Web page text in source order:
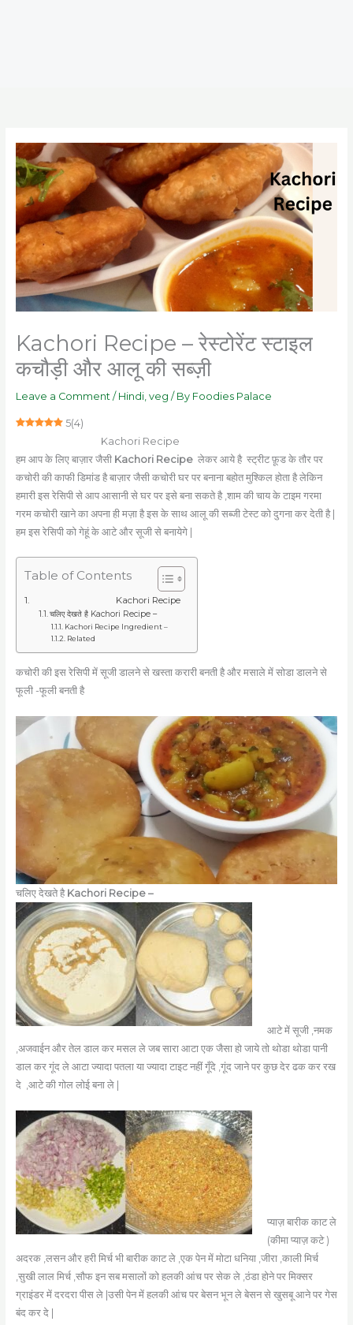
Kachori Recipe – रेस्टोरेंट स्टाइल
कचौड़ी और आलू की सब्ज़ी
Leave a Comment / Hindi, veg / By Foodies Palace
5(4)
Kachori Recipe
हम आप के लिए बाज़ार जैसी Kachori Recipeलेकर आये है स्ट्रीट फ़ूड के तौर पर
कचोरी की काफी डिमांड है बाज़ार जैसी कचोरी घर पर बनाना बहोत मुश्किल होता है लेकिन
हमारी इस रेसिपी से आप आसानी से घर पर इसे बना सकते है ,शाम की चाय के टाइम गरमा
गरम कचोरी खाने का अपना ही मज़ा है इस के साथ आलू की सब्जी टेस्ट को दुगना कर देती है |
हम इस रेसिपी को गेहूं के आटे और सूजी से बनायेगे |
Table of Contents
Kachori Recipe
चलिए देखते है Kachori Recipe –
Kachori Recipe Ingredient –
Related
कचोरी की इस रेसिपी में सूजी डालने से खस्ता करारी बनती है और मसाले में सोडा डालने से
फूली -फूली बनती है
चलिए देखते है Kachori Recipe –
आटे में सूजी ,नमक
,अजवाईन और तेल डाल कर मसल ले जब सारा आटा एक जैसा हो जाये तो थोडा थोडा पानी
डाल कर गूंद ले आटा ज्यादा पतला या ज्यादा टाइट नहीं गूँदे ,गूंद जाने पर कुछ देर ढक कर रख
दे ,आटे की गोल लोई बना ले |
प्याज़ बारीक काट ले
(कीमा प्याज़ कटे )
अदरक ,लसन और हरी मिर्च भी बारीक काट ले ,एक पेन में मोटा धनिया ,जीरा ,काली मिर्च
,सुखी लाल मिर्च ,सौफ इन सब मसालों को हलकी आंच पर सेक ले ,ठंडा होने पर मिक्सर
ग्राइंडर में दरदरा पीस ले |उसी पेन में हलकी आंच पर बेसन भून ले बेसन से खुसबू आने पर गेस
बंद कर दे |